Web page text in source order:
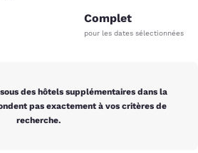
Complet
pour les dates sélectionnées
des hôtels supplémentaires dans la
pas exactement à vos critères de
recherche.